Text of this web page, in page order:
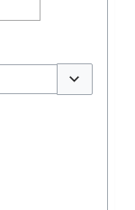
สลับตัวเลือก